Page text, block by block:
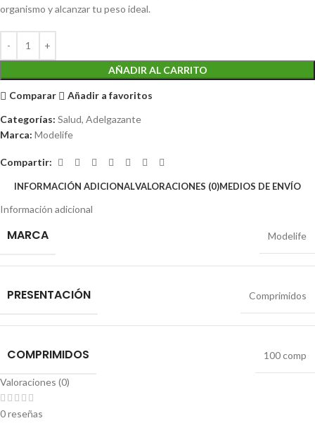
organismo y alcanzar tu peso ideal.
AÑADIR AL CARRITO
Comparar
Añadir a favoritos
Categorías: Salud, Adelgazante
Marca: Modelife
Compartir:
INFORMACIÓN ADICIONALVALORACIONES (0)MEDIOS DE ENVÍO
Información adicional
MARCA Modelife
PRESENTACIÓN Comprimidos
COMPRIMIDOS 100 comp
Valoraciones (0)
0 reseñas